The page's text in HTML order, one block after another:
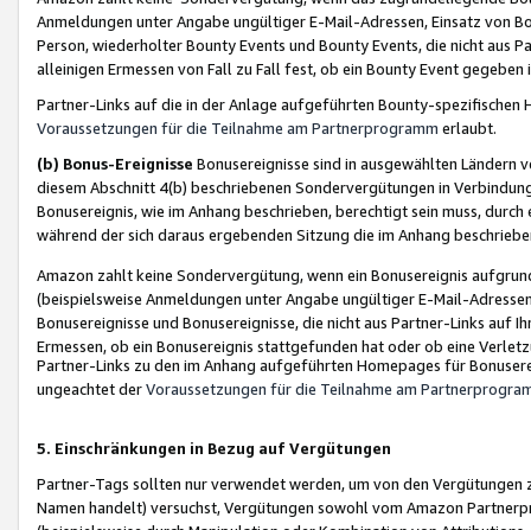
Anmeldungen unter Angabe ungültiger E-Mail-Adressen, Einsatz von
Person, wiederholter Bounty Events und Bounty Events, die nicht
alleinigen Ermessen von Fall zu Fall fest, ob ein Bounty Event
Partner-Links auf die in der Anlage aufgeführten Bounty-spezifischen
Voraussetzungen für die Teilnahme am Partnerprogramm erlaubt.
(b) Bonus-Ereignisse Bonusereignisse sind in ausgewählten Ländern
diesem Abschnitt 4(b) beschriebenen Sondervergütungen in
Bonusereignis, wie im Anhang beschrieben, berechtigt sein muss,
während der sich daraus ergebenden Sitzung die im Anhang
Amazon zahlt keine Sondervergütung, wenn ein Bonusereignis
(beispielsweise Anmeldungen unter Angabe ungültiger E-Mail-
Bonusereignisse und Bonusereignisse, die nicht aus Partner-Links auf
Ermessen, ob ein Bonusereignis stattgefunden hat oder ob eine
Partner-Links zu den im Anhang aufgeführten Homepages für
ungeachtet derVoraussetzungen für die Teilnahme am
5. Einschränkungen in Bezug auf Vergütungen
Partner-Tags sollten nur verwendet werden, um von den
Namen handelt) versuchst, Vergütungen sowohl vom Amazon